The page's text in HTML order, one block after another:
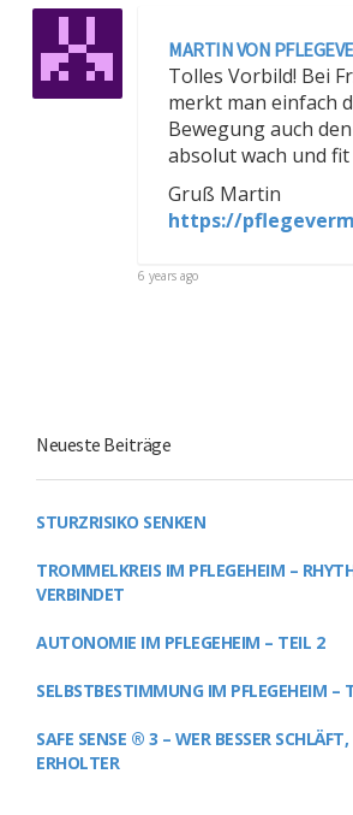
MARTIN VON
Tolles Vorbild! Bei
merkt man einfach
Bewegung auch
absolut wach und fit
Gruß Martin
https://
6 years ago
Neueste Beiträge
STURZRISIKO SENKEN
TROMMELKREIS IM PFLEGEHEIM –
VERBINDET
AUTONOMIE IM PFLEGEHEIM – TEIL 2
SELBSTBESTIMMUNG IM PFLEGEHEIM –
SAFE SENSE ® 3 – WER BESSER
ERHOLTER